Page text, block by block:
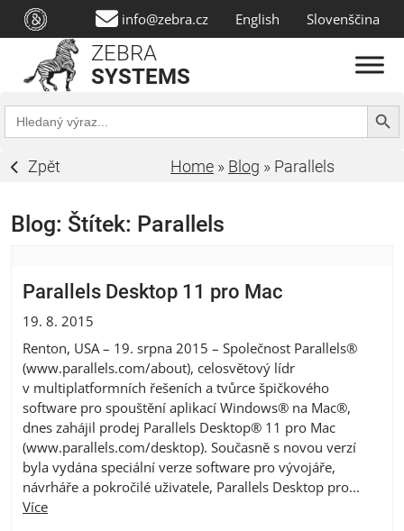
info@zebra.cz English Slovenščina
ZEBRA
SYSTEMS
Search
for:
Search
Zpět Home » Blog » Parallels
Blog: Štítek: Parallels
Parallels Desktop 11 pro Mac
19. 8. 2015
Renton, USA – 19. srpna 2015 – Společnost Parallels®
(www.parallels.com/about), celosvětový lídr
v multiplatformních řešeních a tvůrce špičkového
software pro spouštění aplikací Windows® na Mac®,
dnes zahájil prodej Parallels Desktop® 11 pro Mac
(www.parallels.com/desktop). Současně s novou verzí
byla vydána speciální verze software pro vývojáře,
návrháře a pokročilé uživatele, Parallels Desktop pro...
Více